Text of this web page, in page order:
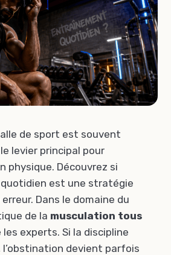
de sport est souvent
levier principal pour
physique. Découvrez si
est une stratégie
Dans le domaine du
de la musculation tous
les experts. Si la discipline
l’obstination devient parfois